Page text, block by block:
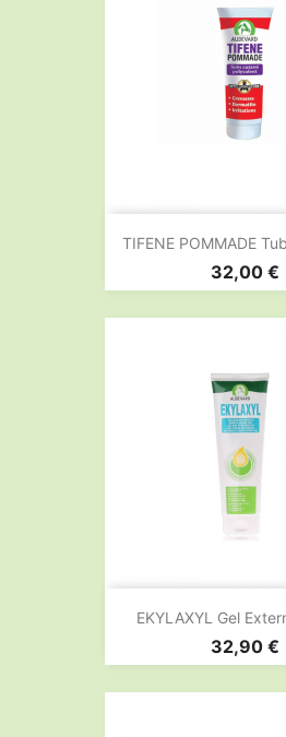
TIFENE POMMADE
Prix
32,00 €
EKYLAXYL Gel
Prix
32,90 €